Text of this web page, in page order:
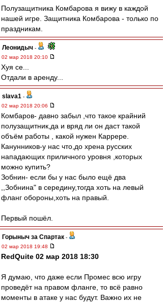
Полузащитника Комбарова я вижу в каждой
нашей игре. Защитника Комбарова - только по
праздникам.
Леонидыч -
02 мар 2018 20:10
Хуя се...
Отдали в аренду...
slava1 -
02 мар 2018 20:06
Комбаров- давно забыл ,что такое крайний
полузащитник,да и вряд ли он даст такой
объём работы , какой нужен Каррере.
Канунников-у нас что,до хрена русских
нападающих приличного уровня ,которых
можно купить?
Зобнин- если бы у нас было ещё два
,,Зобнина" в середину,тогда хоть на левый
фланг обороны,хоть на правый.
Первый пошёл.
Горыныч за Спартак -
02 мар 2018 19:48
RedQuite 02 мар 2018 18:30
Я думаю, что даже если Промес всю игру
проведёт на правом фланге, то всё равно
моменты в атаке у нас будут. Важно их не